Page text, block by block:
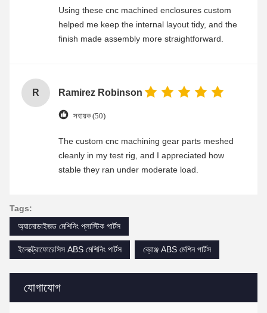
যোগাযোগ
Using these cnc machined enclosures custom
helped me keep the internal layout tidy, and the
finish made assembly more straightforward.
R Ramirez Robinson
সহায়ক (50)
The custom cnc machining gear parts meshed
cleanly in my test rig, and I appreciated how
stable they ran under moderate load.
Tags:
অ্যানোডাইজড মেশিনিং প্লাস্টিক পার্টস
ইলেক্ট্রোফোরেসিস ABS মেশিনিং পার্টস ব্রোঞ্জ ABS মেশিন পার্টস